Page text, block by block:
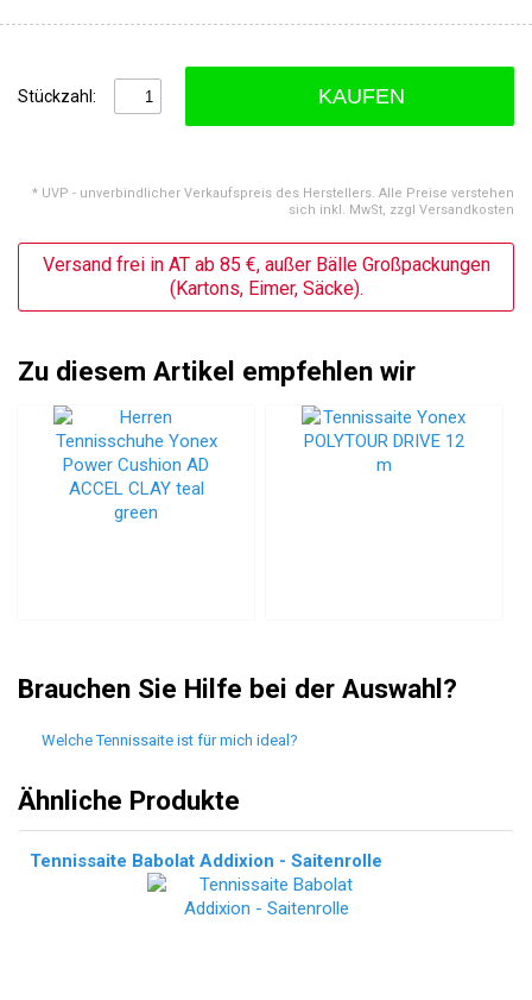
Stückzahl: KAUFEN
* UVP - unverbindlicher Verkaufspreis des Herstellers. Alle Preise verstehen
sich inkl. MwSt, zzgl Versandkosten
Versand frei in AT ab 85 €, außer Bälle Großpackungen
(Kartons, Eimer, Säcke).
Zu diesem Artikel empfehlen wir
Brauchen Sie Hilfe bei der Auswahl?
Welche Tennissaite ist für mich ideal?
Ähnliche Produkte
Tennissaite Babolat Addixion - Saitenrolle